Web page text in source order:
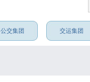
公交集团 交运集团